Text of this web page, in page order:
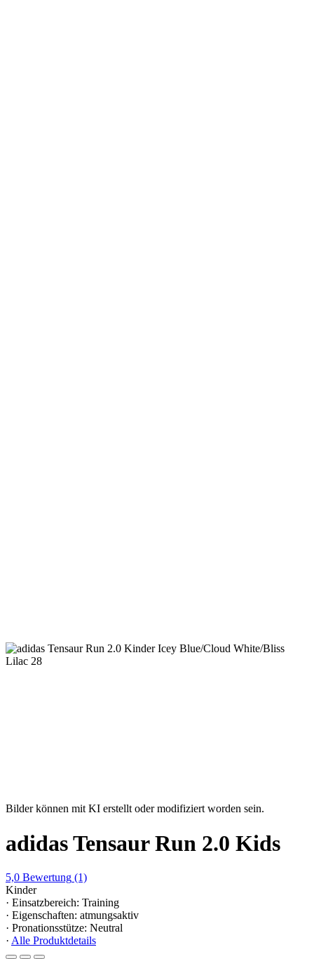
Bilder können mit KI erstellt oder modifiziert worden sein.
adidas Tensaur Run 2.0 Kids
5,0 Bewertung (1)
Kinder
· Einsatzbereich: Training
· Eigenschaften: atmungsaktiv
· Pronationsstütze: Neutral
· Alle Produktdetails